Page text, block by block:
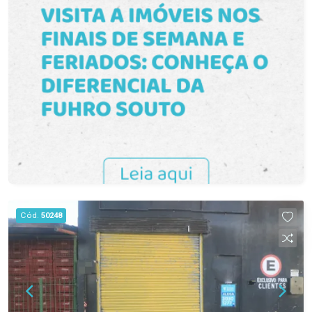
expandir o seu negócio.
Cód. 50248